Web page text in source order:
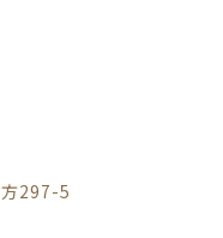
297-5